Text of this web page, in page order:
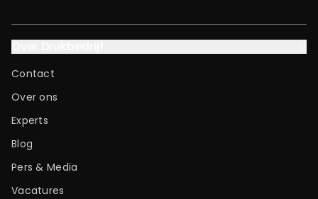
Contact
Over ons
Experts
Blog
Pers & Media
Vacatures